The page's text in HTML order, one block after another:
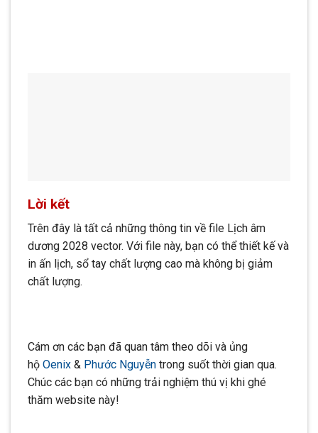
Lời kết
Trên đây là tất cả những thông tin về file Lịch âm
dương 2028 vector. Với file này, bạn có thể thiết kế và
in ấn lịch, sổ tay chất lượng cao mà không bị giảm
chất lượng.
Cám ơn các bạn đã quan tâm theo dõi và ủng
hộ Oenix & Phước Nguyễn trong suốt thời gian qua.
Chúc các bạn có những trải nghiệm thú vị khi ghé
thăm website này!